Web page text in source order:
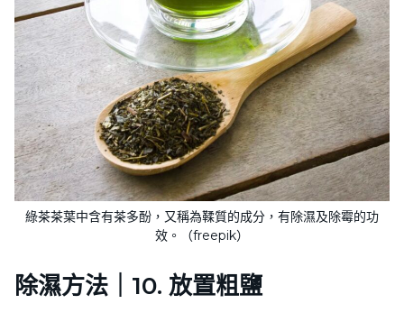
綠茶茶葉中含有茶多酚，又稱為鞣質的成分，有除濕及除霉的功
效。（freepik）
除濕方法｜10. 放置粗鹽